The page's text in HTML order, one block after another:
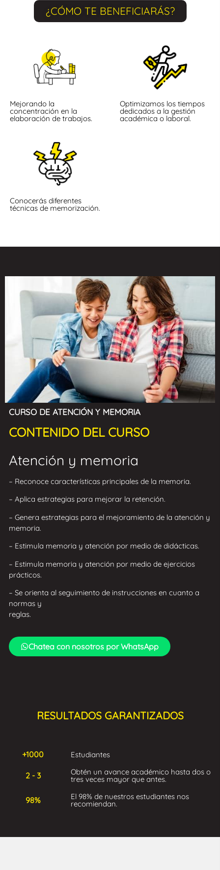
¿CÓMO TE BENEFICIARÁS?
Mejorando la
concentración en la
elaboración de trabajos.
Optimizamos los tiempos
dedicados a la gestión
académica o laboral.
Conocerás diferentes
técnicas de memorización.
CURSO DE ATENCIÓN Y MEMORIA
CONTENIDO DEL CURSO
Atención y memoria
– Reconoce características principales de la memoria.
– Aplica estrategias para mejorar la retención.
– Genera estrategias para el mejoramiento de la atención y
memoria.
– Estimula memoria y atención por medio de didácticas.
– Estimula memoria y atención por medio de ejercicios
prácticos.
– Se orienta al seguimiento de instrucciones en cuanto a
normas y
reglas.
Chatea con nosotros por WhatsApp
RESULTADOS GARANTIZADOS
+1000 Estudiantes
2 - 3 Obtén un avance académico hasta dos o
tres veces mayor que antes.
98% El 98% de nuestros estudiantes nos
recomiendan.